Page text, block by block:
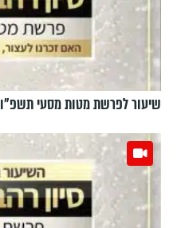
שיעור לפרשת מטות מסעי תשפ"ו